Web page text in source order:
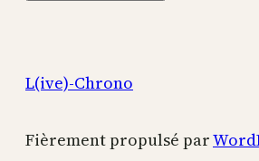
L(ive)-Chrono
Fièrement propulsé par